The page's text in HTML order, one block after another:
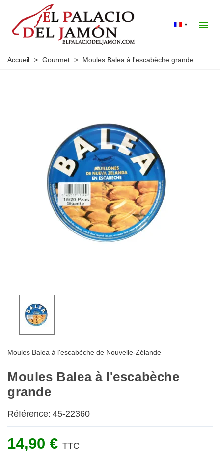
▾
Accueil > Gourmet > Moules Balea à l'escabèche grande
Moules Balea à l'escabèche de Nouvelle-Zélande
Moules Balea à l'escabèche
grande
Référence: 45-22360
14,90 € TTC